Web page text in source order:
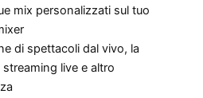
mix personalizzati sul tuo
di spettacoli dal vivo, la
live e altro